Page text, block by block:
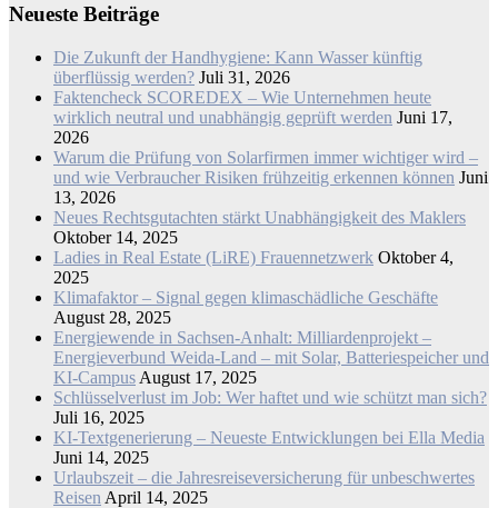
Neueste Beiträge
Die Zukunft der Handhygiene: Kann Wasser künftig
überflüssig werden? Juli 31, 2026
Faktencheck SCOREDEX – Wie Unternehmen heute
wirklich neutral und unabhängig geprüft werden Juni 17,
2026
Warum die Prüfung von Solarfirmen immer wichtiger wird –
und wie Verbraucher Risiken frühzeitig erkennen können Juni
13, 2026
Neues Rechtsgutachten stärkt Unabhängigkeit des Maklers
Oktober 14, 2025
Ladies in Real Estate (LiRE) Frauennetzwerk Oktober 4,
2025
Klimafaktor – Signal gegen klimaschädliche Geschäfte
August 28, 2025
Energiewende in Sachsen-Anhalt: Milliardenprojekt –
Energieverbund Weida-Land – mit Solar, Batteriespeicher und
KI-Campus August 17, 2025
Schlüsselverlust im Job: Wer haftet und wie schützt man sich?
Juli 16, 2025
KI-Textgenerierung – Neueste Entwicklungen bei Ella Media
Juni 14, 2025
Urlaubszeit – die Jahresreiseversicherung für unbeschwertes
Reisen April 14, 2025